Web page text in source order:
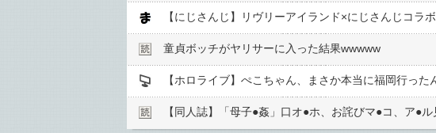
童貞ボッチがヤリサーに入った結果wwwww
【ホロライブ】ぺこちゃん、まさか本当に福岡行った
【同人誌】「母子●︎姦」口オ●︎ホ、お詫びマ●︎コ、ア●︎